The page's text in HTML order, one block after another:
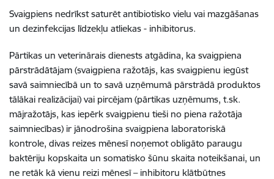
Svaigpiens nedrīkst saturēt antibiotisko vielu vai mazgāšanas
un dezinfekcijas līdzekļu atliekas - inhibitorus.
Pārtikas un veterinārais dienests atgādina, ka svaigpiena
pārstrādātājam (svaigpiena ražotājs, kas svaigpienu iegūst
savā saimniecībā un to savā uzņēmumā pārstrādā produktos
tālākai realizācijai) vai pircējam (pārtikas uzņēmums, t.sk.
mājražotājs, kas iepērk svaigpienu tieši no piena ražotāja
saimniecības) ir jānodrošina svaigpiena laboratoriskā
kontrole, divas reizes mēnesī noņemot obligāto paraugu
baktēriju kopskaita un somatisko šūnu skaita noteikšanai, un
ne retāk kā vienu reizi mēnesī – inhibitoru klātbūtnes